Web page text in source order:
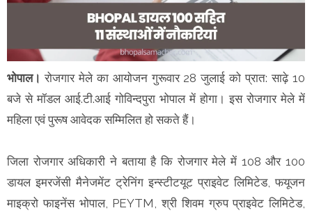
भोपाल। रोजगार मेले का आयोजन गुरूवार 28 जुलाई को प्रात: साढ़े 10
बजे से मॉडल आई.टी.आई गोविन्दपुरा भोपाल में होगा। इस रोजगार मेले में
महिला एवं पुरूष आवेदक सम्मिलित हो सकते हैं।
जिला रोजगार अधिकारी ने बताया है कि रोजगार मेले में 108 और 100
डायल इमरजेंसी मैनेजमेंट ट्रेनिंग इन्स्टीटयूट प्राइवेट लिमिटेड, फयूजन
माइक्रो फाइनेंस भोपाल, PEYTM, श्री शिवम ग्रुप प्राइवेट लिमिटेड,